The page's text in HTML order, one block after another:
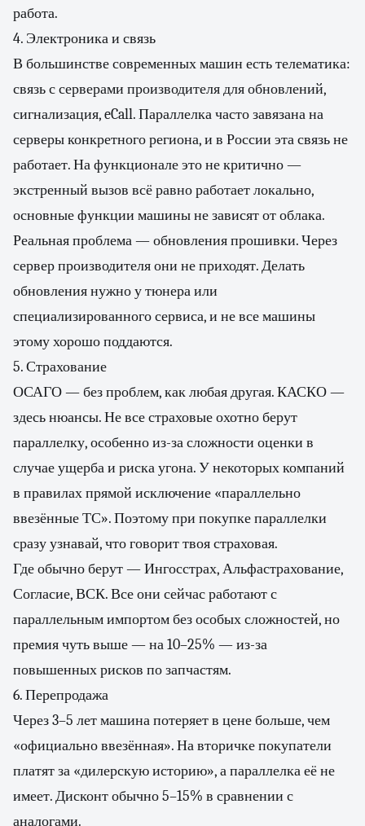
работа.
4. Электроника и связь
В большинстве современных машин есть телематика:
связь с серверами производителя для обновлений,
сигнализация, eCall. Параллелка часто завязана на
серверы конкретного региона, и в России эта связь не
работает. На функционале это не критично —
экстренный вызов всё равно работает локально,
основные функции машины не зависят от облака.
Реальная проблема — обновления прошивки. Через
сервер производителя они не приходят. Делать
обновления нужно у тюнера или
специализированного сервиса, и не все машины
этому хорошо поддаются.
5. Страхование
ОСАГО — без проблем, как любая другая. КАСКО —
здесь нюансы. Не все страховые охотно берут
параллелку, особенно из-за сложности оценки в
случае ущерба и риска угона. У некоторых компаний
в правилах прямой исключение «параллельно
ввезённые ТС». Поэтому при покупке параллелки
сразу узнавай, что говорит твоя страховая.
Где обычно берут — Ингосстрах, Альфастрахование,
Согласие, ВСК. Все они сейчас работают с
параллельным импортом без особых сложностей, но
премия чуть выше — на 10–25% — из-за
повышенных рисков по запчастям.
6. Перепродажа
Через 3–5 лет машина потеряет в цене больше, чем
«официально ввезённая». На вторичке покупатели
платят за «дилерскую историю», а параллелка её не
имеет. Дисконт обычно 5–15% в сравнении с
аналогами.